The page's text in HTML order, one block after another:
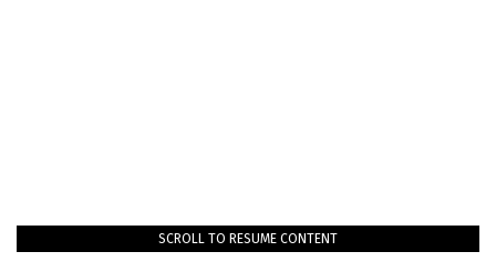
SCROLL TO RESUME CONTENT